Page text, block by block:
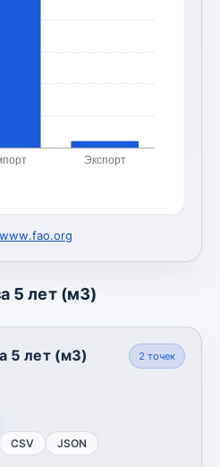
Экспорт
www.fao.org
5 лет (м3)
5 лет (м3) 2 точек
CSV JSON